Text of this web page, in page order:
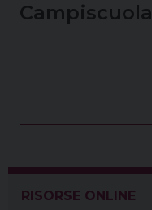
Campiscuola
o
s
RISORSE ONLINE